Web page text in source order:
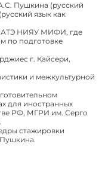
Пушкина (русский
язык как
ИАТЭ НИЯУ МИФИ, где
по подготовке
г. Кайсери,
и межкультурной
для иностранных
РФ, МГРИ им. Серго
стажировки